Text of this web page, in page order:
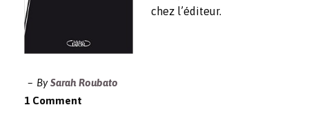
chez l’éditeur.
BySarah Roubato
1 Comment